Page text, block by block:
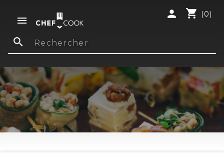

shopping_cart (0)
person
search